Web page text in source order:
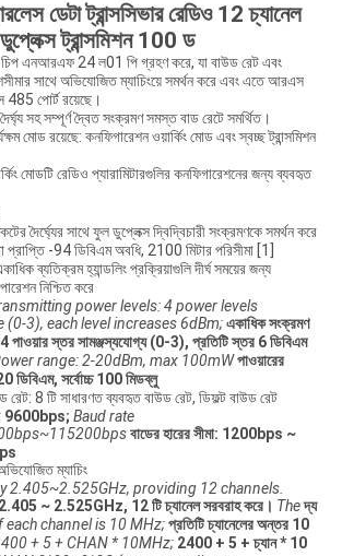
ডেটা ট্রান্সসিভার রেডিও 12 চ্যানেল
ডুপ্লেক্স ট্রান্সমিশন 100 ড
এনআরএফ 24 ল01 পি গ্রহণ করে, যা বাউড রেট এবং
সাথে অভিযোজিত ম্যাচিংয়ে সমর্থন করে এবং এতে আরএস
পোর্ট রয়েছে।
সহ সম্পূর্ণ দ্বৈত সংক্রমণ সমস্ত বাড রেটে সমর্থিত।
মোড রয়েছে: কনফিগারেশন ওয়ার্কিং মোড এবং স্বচ্ছ ট্রান্সমিশন
মোডটি রেডিও প্যারামিটারগুলির কনফিগারেশনের জন্য ব্যবহৃত
দৈর্ঘ্যের সাথে ফুল ডুপ্লেক্স দ্বিদ্বিচারী সংক্রমণকে সমর্থন করে
প্রাপ্তি -94 ডিবিএম অবধি, 2100 মিটার পরিসীমা [1]
ব্যতিক্রম হ্যান্ডলিং প্রক্রিয়াগুলি দীর্ঘ সময়ের জন্য
নিশ্চিত করে
power levels: 4 power levels
(0-3), each level increases 6dBm;একাধিক সংক্রমণ
পাওয়ার স্তর সামঞ্জস্যযোগ্য (0-3), প্রতিটি স্তর 6 ডিবিএম
range: 2-20dBm, max 100mWপাওয়ারের
ডিবিএম, সর্বোচ্চ 100 মিডব্লু
রেট: 8 টি সাধারণত ব্যবহৃত বাউড রেট, ডিফল্ট বাউড রেট
9600bps; Baud rate
বাডের হারের সীমা: 1200bps ~
ম্যাচিং
2.405~2.525GHz, providing 12 channels.
2.405 ~ 2.525GHz, 12 টি চ্যানেল সরবরাহ করে। Theদ্য
each channel is 10 MHz;প্রতিটি চ্যানেলের অন্তর 10
+ 5 + CHAN * 10MHz; 2400 + 5 + চ্যান * 10